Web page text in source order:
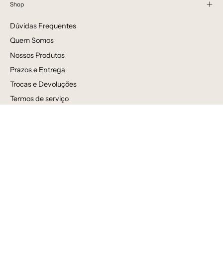
Shop
Dúvidas Frequentes
Quem Somos
Nossos Produtos
Prazos e Entrega
Trocas e Devoluções
Termos de serviço